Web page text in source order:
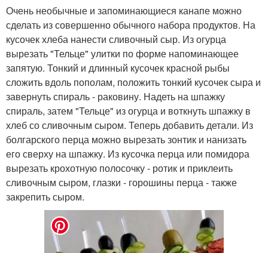
Очень необычные и запоминающиеся канапе можно
сделать из совершенно обычного набора продуктов. На
кусочек хлеба нанести сливочный сыр. Из огурца
вырезать "Тельце" улитки по форме напоминающее
запятую. Тонкий и длинный кусочек красной рыбы
сложить вдоль пополам, положить тонкий кусочек сыра и
завернуть спираль - раковину. Надеть на шпажку
спираль, затем "Тельце" из огурца и воткнуть шпажку в
хлеб со сливочным сыром. Теперь добавить детали. Из
болгарского перца можно вырезать зонтик и нанизать
его сверху на шпажку. Из кусочка перца или помидора
вырезать крохотную полосочку - ротик и приклеить
сливочным сыром, глазки - горошины перца - также
закрепить сыром.